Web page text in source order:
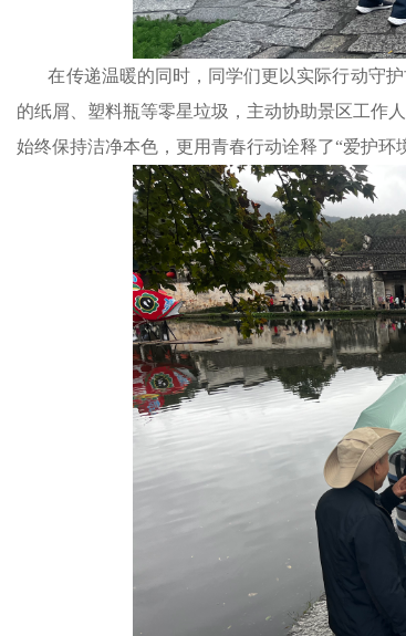
在传递温暖的同时，同学们更以实际行动守护
的纸屑、塑料瓶等零星垃圾，主动协助景区工作
始终保持洁净本色，更用青春行动诠释了“爱护环